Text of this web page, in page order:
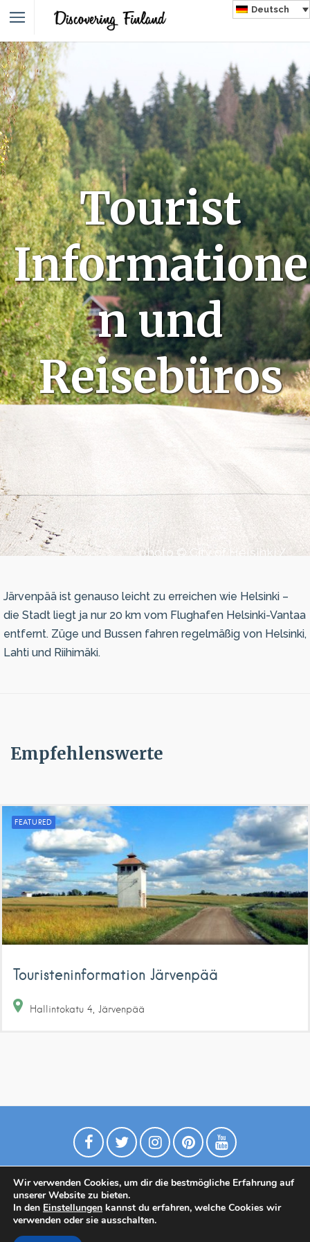
Deutsch
Tourist
Informatione
n und
Reisebüros
photo © City of Helsinki /
Järvenpää ist genauso leicht zu erreichen wie Helsinki –
die Stadt liegt ja nur 20 km vom Flughafen Helsinki-Vantaa
entfernt. Züge und Bussen fahren regelmäßig von Helsinki,
Lahti und Riihimäki.
Empfehlenswerte
FEATURED
Touristeninformation Järvenpää
Hallintokatu 4 Järvenpää
Datenschutzrichtlinie
Wir verwenden Cookies, um dir die bestmögliche Erfahrung auf
unserer Website zu bieten.
In den Einstellungen kannst du erfahren, welche Cookies wir
verwenden oder sie ausschalten.